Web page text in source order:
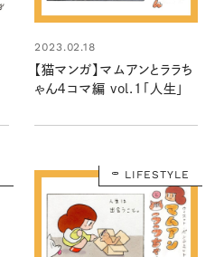
2023.02.18
【猫マンガ】マムアンとララち
ゃん４コマ編 vol.1「人生」
LIFESTYLE